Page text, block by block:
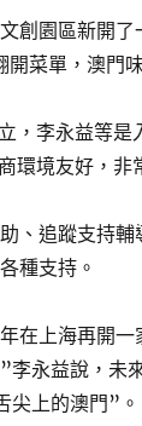
創園區新開
菜單，澳門
，李永益等
環境友好，非
、追蹤支持
種支持。
在上海再開
李永益說，未
尖上的澳門”。